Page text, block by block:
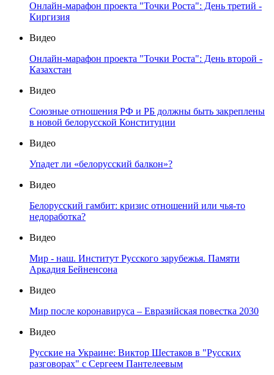
Онлайн-марафон проекта "Точки Роста": День третий -
Киргизия
Видео
Онлайн-марафон проекта "Точки Роста": День второй -
Казахстан
Видео
Союзные отношения РФ и РБ должны быть закреплены
в новой белорусской Конституции
Видео
Упадет ли «белорусский балкон»?
Видео
Белорусский гамбит: кризис отношений или чья-то
недоработка?
Видео
Мир - наш. Институт Русского зарубежья. Памяти
Аркадия Бейненсона
Видео
Мир после коронавируса – Евразийская повестка 2030
Видео
Русские на Украине: Виктор Шестаков в "Русских
разговорах" с Сергеем Пантелеевым